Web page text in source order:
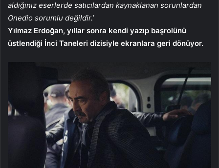
aldığınız eserlerde satıcılardan kaynaklanan sorunlardan
Onedio sorumlu değildir.’
Yılmaz Erdoğan, yıllar sonra kendi yazıp başrolünü
üstlendiği İnci Taneleri dizisiyle ekranlara geri dönüyor.